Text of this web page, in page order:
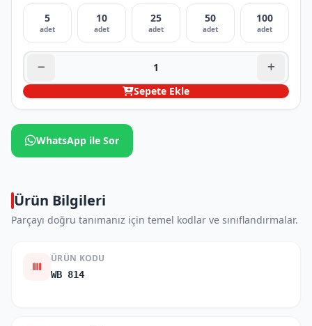
5
adet
10
adet
25
adet
50
adet
100
adet
Sepete Ekle
WhatsApp ile Sor
Ürün Bilgileri
Parçayı doğru tanımanız için temel kodlar ve sınıflandırmalar.
ÜRÜN KODU
WB 814